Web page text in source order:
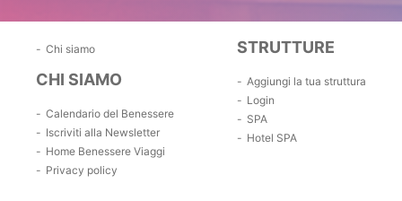
Chi siamo
CHI SIAMO
Calendario del Benessere
Iscriviti alla Newsletter
Home Benessere Viaggi
Privacy policy
STRUTTURE
Aggiungi la tua struttura
Login
SPA
Hotel SPA